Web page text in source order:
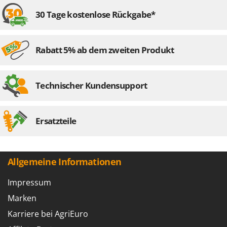
P
Palettengabeln für Traktoren
Pflüge für Traktor
Poolroboter
Poolstaubsauger
R
Rasenmäher
Rasensodenschneider
Rasentraktoren Aufsitzmäher
Rasentrimmer - Kantenschneider
Rasentrimmer - Motorsensen - Freischneider
Forest Master
Francini
G
G3 Ferrari
Garofalo
GeoTech Pro
Gipeco
30 Tage kostenlose Rückgabe*
Rabatt 5% ab dem zweiten Produkt
Technischer Kundensupport
Ersatzteile
Allgemeine Informationen
Impressum
Marken
Karriere bei AgriEuro